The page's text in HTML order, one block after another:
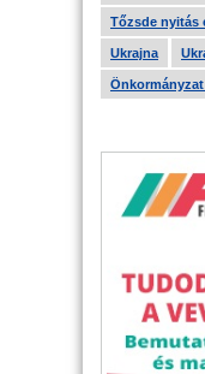
Tőzsde nyitás
Ukrajna
Önkormányzat